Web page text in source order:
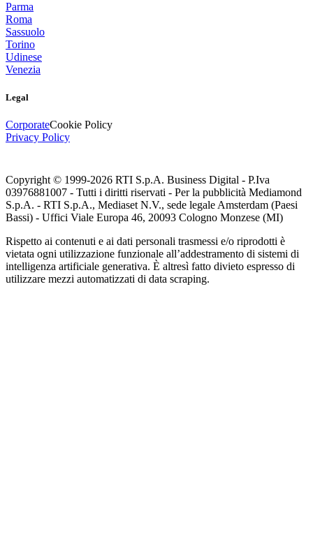
Parma
Roma
Sassuolo
Torino
Udinese
Venezia
Legal
CorporateCookie Policy
Privacy Policy
Copyright © 1999-2026 RTI S.p.A. Business Digital - P.Iva
03976881007 - Tutti i diritti riservati - Per la pubblicità Mediamond
S.p.A. - RTI S.p.A., Mediaset N.V., sede legale Amsterdam (Paesi
Bassi) - Uffici Viale Europa 46, 20093 Cologno Monzese (MI)
Rispetto ai contenuti e ai dati personali trasmessi e/o riprodotti è
vietata ogni utilizzazione funzionale all’addestramento di sistemi di
intelligenza artificiale generativa. È altresì fatto divieto espresso di
utilizzare mezzi automatizzati di data scraping.